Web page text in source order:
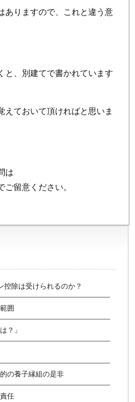
ありますので、これと違う意
と、別建てで書かれています
えておいて頂ければと思いま
は
留意ください。
除は受けられるのか？
囲
？」
の養子縁組の是非
任